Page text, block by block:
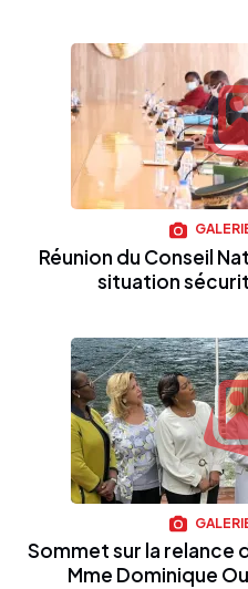
Réunion du Conseil
situation
Sommet sur la relance
Mme Dominique